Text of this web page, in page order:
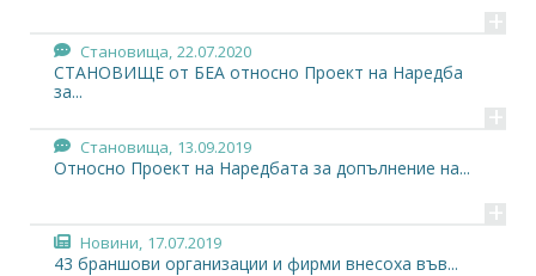
+
Становища, 22.07.2020
СТАНОВИЩЕ от БЕА относно Проект на Наредба
за...
+
Становища, 13.09.2019
Относно Проект на Наредбата за допълнение на...
+
Новини, 17.07.2019
43 браншови организации и фирми внесоха във...